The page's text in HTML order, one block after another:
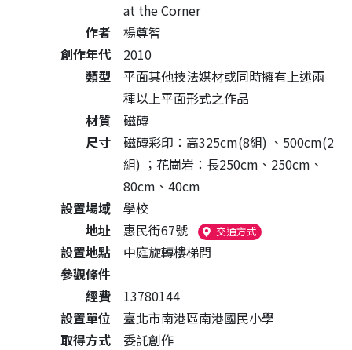
at the Corner
作者
楊尊智
創作年代
2010
類型
平面其他技法媒材或同時擁有上述兩
種以上平面形式之作品
材質
磁磚
尺寸
磁磚彩印：高325cm(8組) 、500cm(2
組) ；花崗岩：長250cm、250cm、
80cm、40cm
設置場域
學校
地址
惠民街67號 交通方式（另開新視窗）
設置地點
中庭旋轉樓梯間
參觀條件
經費
13780144
設置單位
臺北市南港區南港國民小學
取得方式
委託創作